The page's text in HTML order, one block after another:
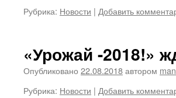
Рубрика: Новости | Добавить
«Урожай -2018!»
Опубликовано 22.08.2018автором
Рубрика: Новости | Добавить